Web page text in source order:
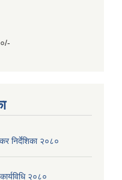
निर्देशिका २०८०
२०८०